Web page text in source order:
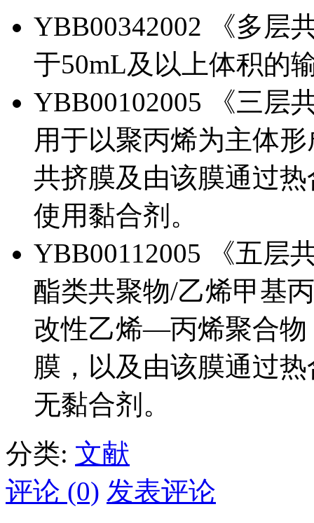
YBB00342002 《多层
于50mL及以上体积的
YBB00102005 《三层
用于以聚丙烯为主体
共挤膜及由该膜通过
使用黏合剂。
YBB00112005 《五层
酯类共聚物/乙烯甲基
改性乙烯—丙烯聚合物
膜，以及由该膜通过
无黏合剂。
分类: 文献
评论 (0) 发表评论